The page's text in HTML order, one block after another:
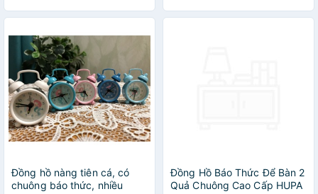
Đồng hồ nàng tiên cá, có
chuông báo thức, nhiều
Đồng Hồ Báo Thức Để Bàn 2
Quả Chuông Cao Cấp HUPA